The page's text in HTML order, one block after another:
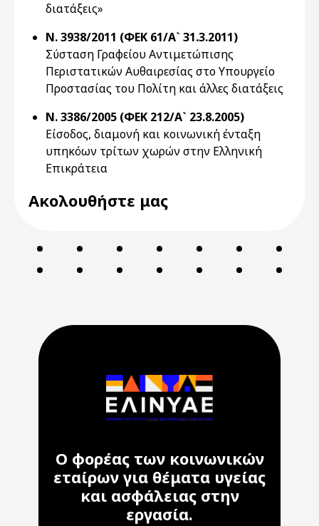
διατάξεις»
Ν. 3938/2011 (ΦΕΚ 61/Α` 31.3.2011)
Σύσταση Γραφείου Αντιμετώπισης
Περιστατικών Αυθαιρεσίας στο Υπουργείο
Προστασίας του Πολίτη και άλλες διατάξεις
Ν. 3386/2005 (ΦΕΚ 212/Α` 23.8.2005)
Είσοδος, διαμονή και κοινωνική ένταξη
υπηκόων τρίτων χωρών στην Ελληνική
Επικράτεια
Ακολουθήστε μας
Ο φορέας των κοινωνικών
εταίρων για θέματα υγείας
και ασφάλειας στην
εργασία.